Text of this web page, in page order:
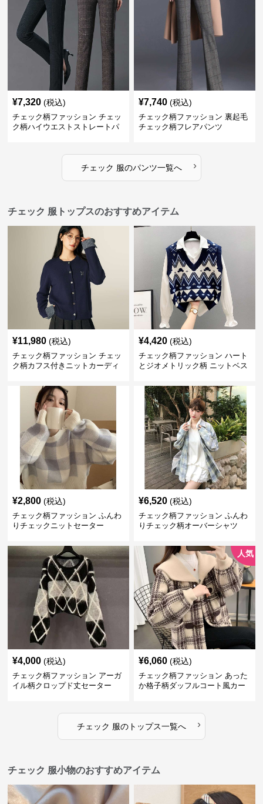
¥7,320 (税込)
チェック柄ファッション チェッ
ク柄ハイウエストストレートパ
¥7,740 (税込)
チェック柄ファッション 裏起毛
チェック柄フレアパンツ
チェック 服のパンツ一覧へ ›
チェック 服トップスのおすすめアイテム
¥11,980 (税込)
チェック柄ファッション チェッ
ク柄カフス付きニットカーディ
¥4,420 (税込)
チェック柄ファッション ハート
とジオメトリック柄 ニットベス
¥2,800 (税込)
チェック柄ファッション ふんわ
りチェックニットセーター
¥6,520 (税込)
チェック柄ファッション ふんわ
りチェック柄オーバーシャツ
¥4,000 (税込)
チェック柄ファッション アーガ
イル柄クロップド丈セーター
人気
¥6,060 (税込)
チェック柄ファッション あった
か格子柄ダッフルコート風カー
チェック 服のトップス一覧へ ›
チェック 服小物のおすすめアイテム